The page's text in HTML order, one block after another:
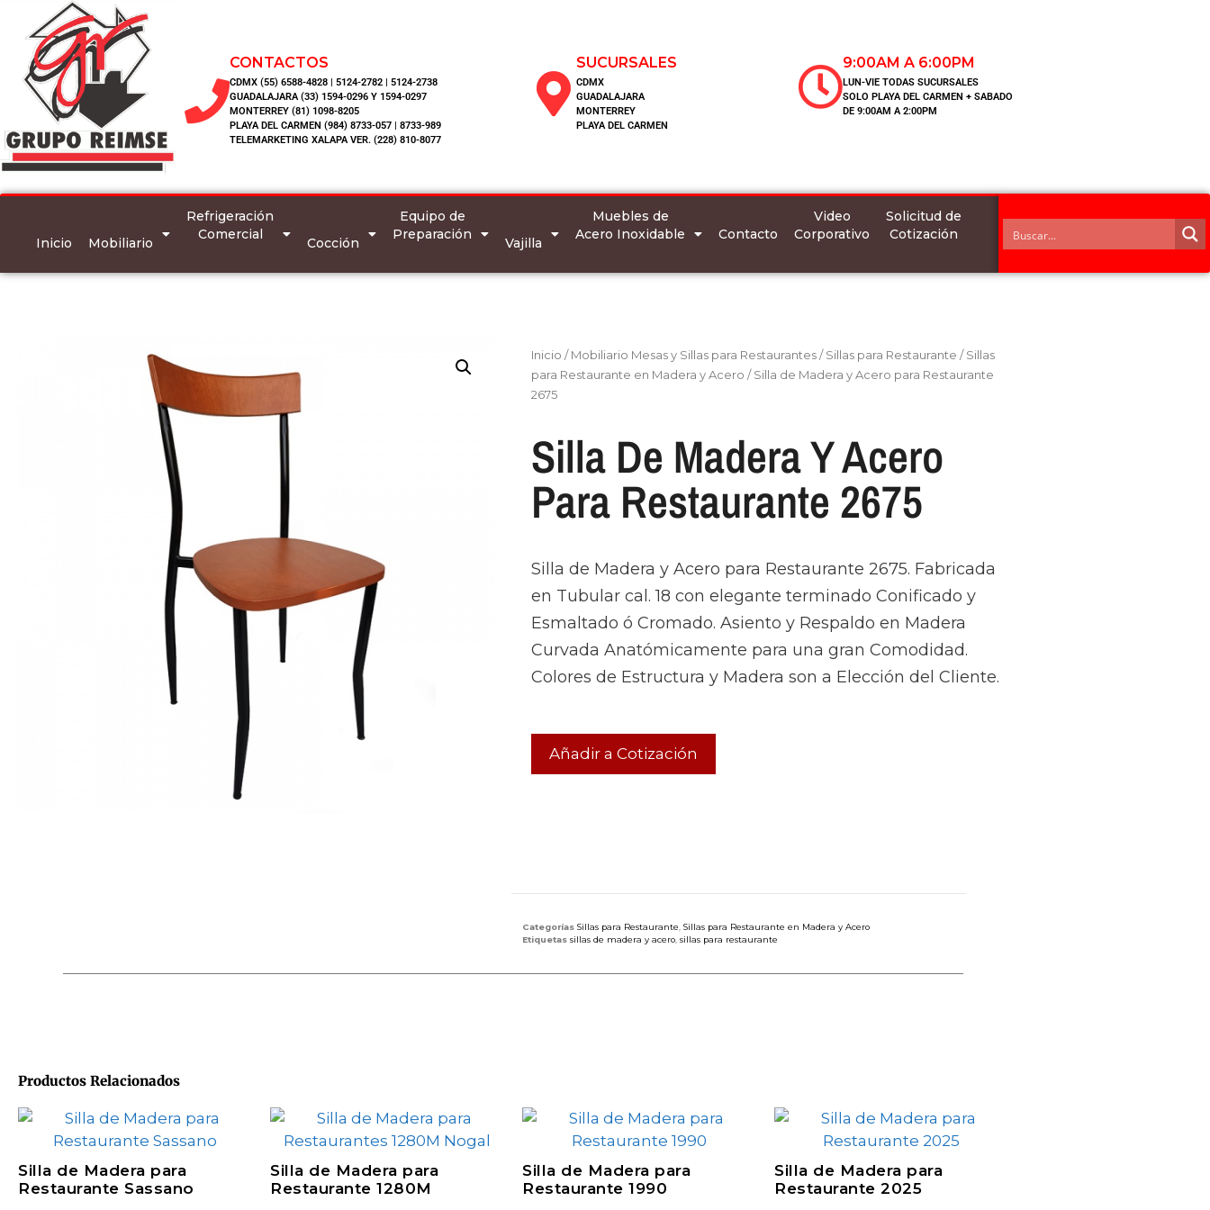
CONTACTOS
CDMX (55) 6588-4828 | 5124-2782 | 5124-2738
GUADALAJARA (33) 1594-0296 Y 1594-0297
MONTERREY (81) 1098-8205
PLAYA DEL CARMEN (984) 8733-057 | 8733-989
TELEMARKETING XALAPA VER. (228) 810-8077
SUCURSALES
CDMX
GUADALAJARA
MONTERREY
PLAYA DEL CARMEN
9:00AM A 6:00PM
LUN-VIE TODAS SUCURSALES
SOLO PLAYA DEL CARMEN + SABADO
DE 9:00AM A 2:00PM
Inicio Mobiliario
Refrigeración
Comercial
Cocción
Equipo de
Preparación
Vajilla
Muebles de
Acero Inoxidable
Contacto
Video
Corporativo
Solicitud de
Cotización
Inicio /Mobiliario Mesas y Sillas para Restaurantes/Sillas para Restaurante /Sillas
para Restaurante en Madera y Acero / Silla de Madera y Acero para Restaurante
2675
Silla De Madera Y Acero
Para Restaurante 2675
Silla de Madera y Acero para Restaurante 2675. Fabricada
en Tubular cal. 18 con elegante terminado Conificado y
Esmaltado ó Cromado. Asiento y Respaldo en Madera
Curvada Anatómicamente para una gran Comodidad.
Colores de Estructura y Madera son a Elección del Cliente.
Añadir a Cotización
Categorías Sillas para Restaurante Sillas para Restaurante en Madera y Acero
Etiquetas sillas de madera y acero sillas para restaurante
Productos Relacionados
Silla de Madera para
Restaurante Sassano
Silla de Madera para
Restaurante 1280M
Silla de Madera para
Restaurante 1990
Silla de Madera para
Restaurante 2025